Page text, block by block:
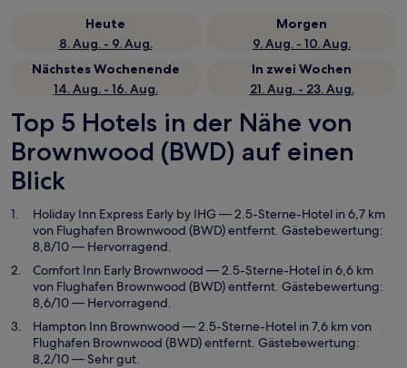
Heute
8. Aug. - 9. Aug.
Morgen
9. Aug. - 10. Aug.
Nächstes Wochenende
14. Aug. - 16. Aug.
In zwei Wochen
21. Aug. - 23. Aug.
Top 5 Hotels in der Nähe von
Brownwood (BWD) auf einen
Blick
Holiday Inn Express Early by IHG— 2.5-Sterne-Hotel in 6,7 km
von Flughafen Brownwood (BWD) entfernt. Gästebewertung:
8,8/10 — Hervorragend.
Comfort Inn Early Brownwood — 2.5-Sterne-Hotel in 6,6 km
von Flughafen Brownwood (BWD) entfernt. Gästebewertung:
8,6/10 — Hervorragend.
Hampton Inn Brownwood — 2.5-Sterne-Hotel in 7,6 km von
Flughafen Brownwood (BWD) entfernt. Gästebewertung:
8,2/10 — Sehr gut.